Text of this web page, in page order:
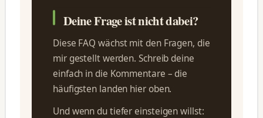
Deine Frage ist nicht dabei?
Diese FAQ wächst mit den Fragen, die
mir gestellt werden. Schreib deine
einfach in die Kommentare – die
häufigsten landen hier oben.
Und wenn du tiefer einsteigen willst: